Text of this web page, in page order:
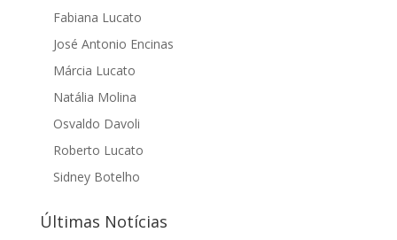
Fabiana Lucato
José Antonio Encinas
Márcia Lucato
Natália Molina
Osvaldo Davoli
Roberto Lucato
Sidney Botelho
Últimas Notícias